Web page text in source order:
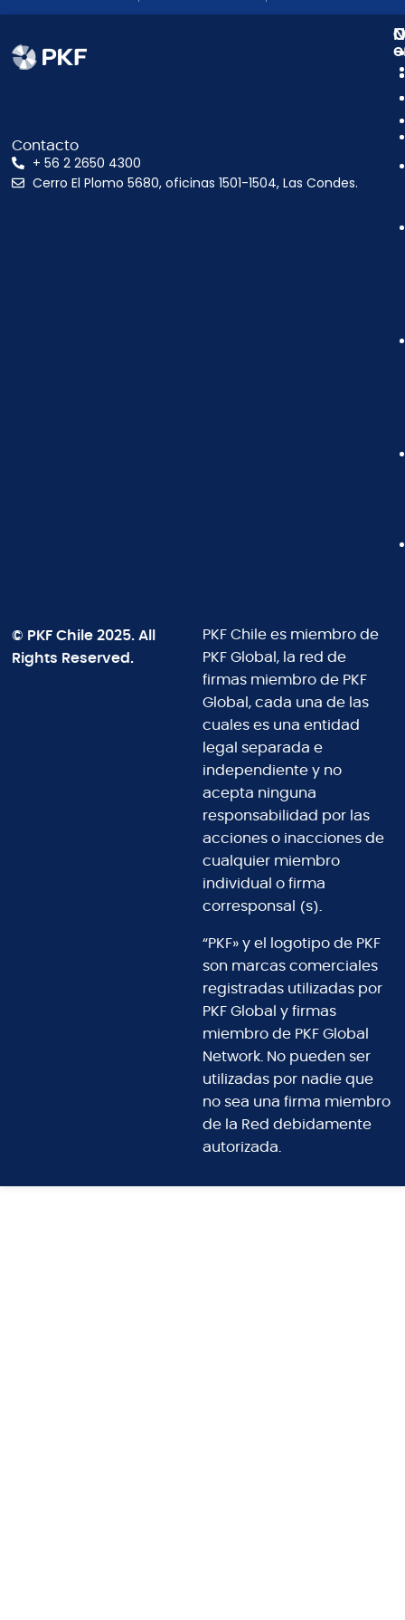
Contacto
+ 56 2 2650 4300
Cerro El Plomo 5680, oficinas 1501-1504, Las Condes.
© PKF Chile 2025. All
Rights Reserved.
PKF Chile es miembro de
PKF Global, la red de
firmas miembro de PKF
Global, cada una de las
cuales es una entidad
legal separada e
independiente y no
acepta ninguna
responsabilidad por las
acciones o inacciones de
cualquier miembro
individual o firma
corresponsal (s).
“PKF» y el logotipo de PKF
son marcas comerciales
registradas utilizadas por
PKF Global y firmas
miembro de PKF Global
Network. No pueden ser
utilizadas por nadie que
no sea una firma miembro
de la Red debidamente
autorizada.